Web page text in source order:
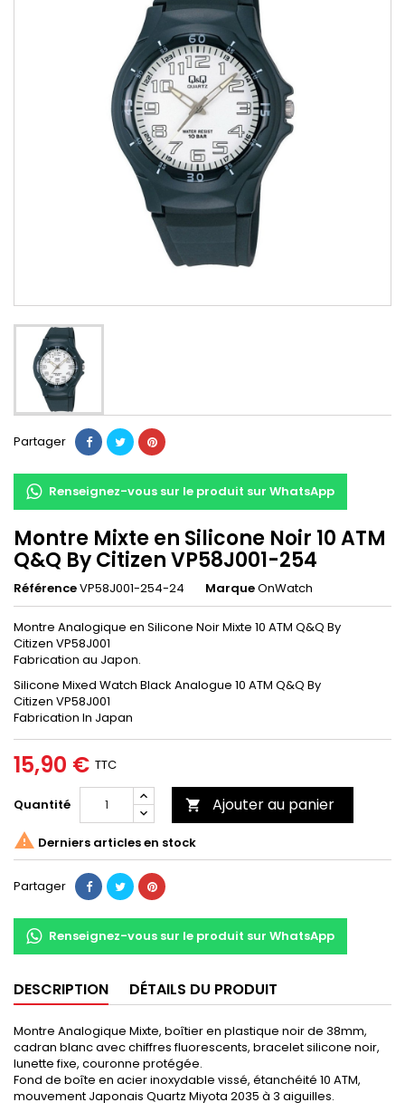
Partager
Renseignez-vous sur le produit sur WhatsApp
Montre Mixte en Silicone Noir 10 ATM
Q&Q By Citizen VP58J001-254
RéférenceVP58J001-254-24 MarqueOnWatch
Montre Analogique en Silicone Noir Mixte 10 ATM Q&Q By
Citizen VP58J001
Fabrication au Japon.
Silicone Mixed Watch Black Analogue 10 ATM Q&Q By
Citizen VP58J001
Fabrication In Japan
15,90 € TTC
Quantité  Ajouter au panier
 Derniers articles en stock
Partager
Renseignez-vous sur le produit sur WhatsApp
DESCRIPTION DÉTAILS DU PRODUIT
Montre Analogique Mixte, boîtier en plastique noir de 38mm,
cadran blanc avec chiffres fluorescents, bracelet silicone noir,
lunette fixe, couronne protégée.
Fond de boîte en acier inoxydable vissé, étanchéité 10 ATM,
mouvement Japonais Quartz Miyota 2035 à 3 aiguilles.